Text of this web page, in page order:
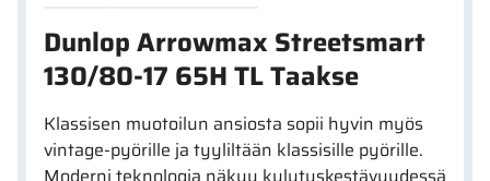
Dunlop Arrowmax Streetsmart
130/80-17 65H TL Taakse
Klassisen muotoilun ansiosta sopii hyvin myös
vintage-pyörille ja tyyliltään klassisille pyörille.